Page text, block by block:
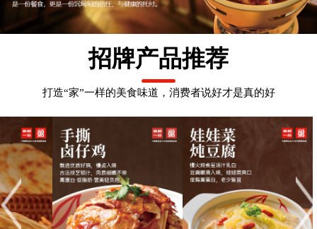
招牌产品推荐
打造“家”一样的美食味道，消费者说好才是真的好